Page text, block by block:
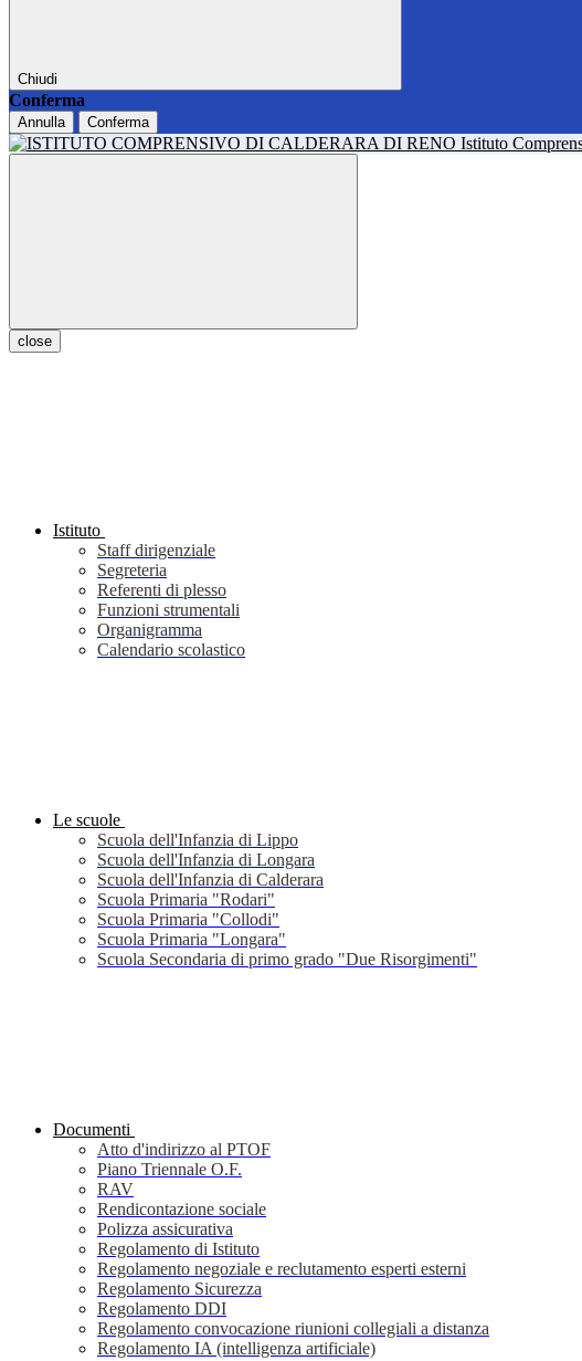
Chiudi
Conferma
Annulla Conferma
Istituto
close
Istituto
Staff dirigenziale
Segreteria
Referenti di plesso
Funzioni strumentali
Organigramma
Calendario scolastico
Le scuole
Scuola dell'Infanzia di Lippo
Scuola dell'Infanzia di Longara
Scuola dell'Infanzia di Calderara
Scuola Primaria "Rodari"
Scuola Primaria "Collodi"
Scuola Primaria "Longara"
Scuola Secondaria di primo grado "Due Risorgimenti"
Documenti
Atto d'indirizzo al PTOF
Piano Triennale O.F.
RAV
Rendicontazione sociale
Polizza assicurativa
Regolamento di Istituto
Regolamento negoziale e reclutamento esperti esterni
Regolamento Sicurezza
Regolamento DDI
Regolamento convocazione riunioni collegiali a distanza
Regolamento IA (intelligenza artificiale)